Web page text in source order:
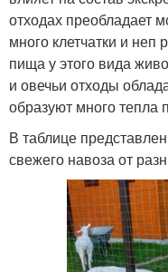
отходах преобладает
много клетчатки и неп
пища у этого вида
и овечьи отходы
образуют много тепла
В таблице
свежего навоза от